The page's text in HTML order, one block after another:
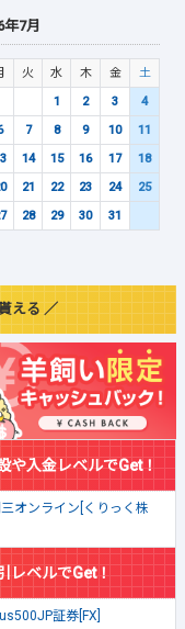
年7月
火 水 木 金
土
1
2 3
4
7 8 9 10
11
14 15 16 17
18
21 22 23 24
25
28 29 30 31
える ／
や入金レベルでGet！
三オンライン[くりっく株
レベルでGet！
証券[FX]